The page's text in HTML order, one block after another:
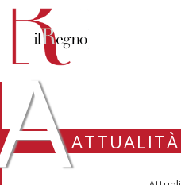
ATTUALITÀ